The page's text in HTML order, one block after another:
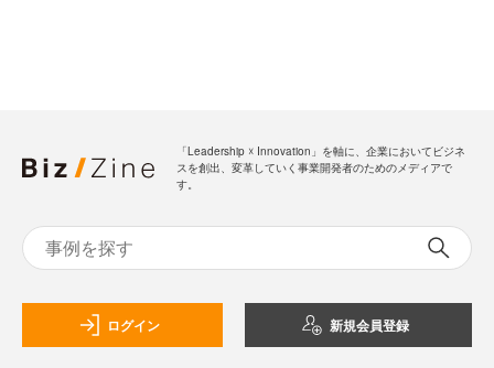
「Leadership ☓ Innovation」を軸に、企業においてビジネ
スを創出、変革していく事業開発者のためのメディアで
す。
ログイン 新規会員登録